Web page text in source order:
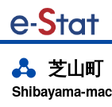
芝山町
Shibayama-